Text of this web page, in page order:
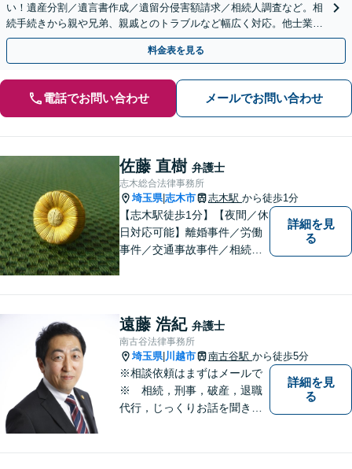
い！遺産分割／遺言書作成／遺留分侵害額請求／相続人調査など。相
続手続きから親や兄弟、親戚とのトラブルなど幅広く対応。他士業と
も連携可能です【出張相談可】【東所沢駅30秒】
料金表を見る
電話でお問い合わせ メールでお問い合わせ
佐藤 直樹 弁護士
志木総合法律事務所
埼玉県|志木市 志木駅 から徒歩1分
【志木駅徒歩1分】【夜間／休
日対応可能】離婚事件／労働
事件／交通事故事件／相続事
律相談・打ち合わせに力を入
れています。【万全のコロナ
対策】お気軽にご相談くださ
い。
詳細を見
る
遠藤 浩紀 弁護士
南古谷法律事務所
埼玉県| 川越市 南古谷駅 から徒歩5分
※相談依頼はまずはメールで
※ 相続，刑事，破産，退職
代行，じっくりお話を聞き、
詳細を見
る